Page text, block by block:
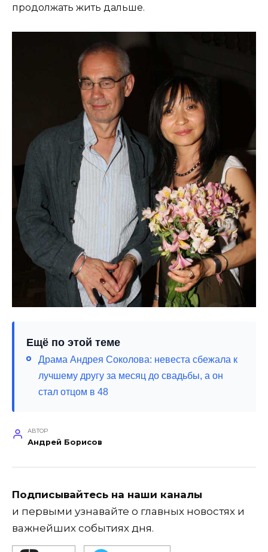
продолжать жить дальше.
Ещё по этой теме
Драма Андрея Соколова: невеста сбежала к
лучшему другу за месяц до свадьбы, а он
стал отцом в 48
АВТОР
Андрей Борисов
Подписывайтесь на наши каналы
и первыми узнавайте о главных новостях и
важнейших событиях дня.